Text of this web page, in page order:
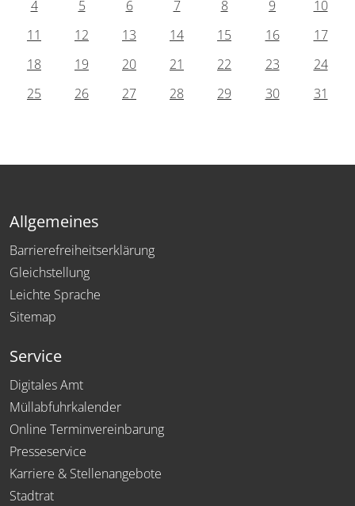
4
5 6 7 8 9
10
11
12 13 14 15 16
17
18
19 20 21 22 23
24
25
26 27 28 29 30 31
Allgemeines
Barrierefreiheitserklärung
Gleichstellung
Leichte Sprache
Sitemap
Service
Digitales Amt
Müllabfuhrkalender
Online Terminvereinbarung
Presseservice
Karriere & Stellenangebote
Stadtrat